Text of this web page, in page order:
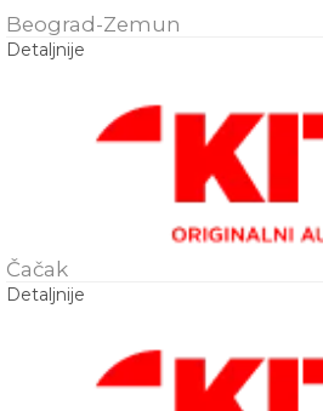
Beograd-Zemun
Detaljnije
Čačak
Detaljnije